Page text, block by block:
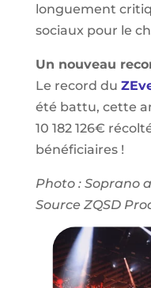
longuement
sociaux pour le
Un nouveau
Le record du
été battu, cette
10 182 126€
bénéficiaires !
Photo : Soprano
Source ZQSD